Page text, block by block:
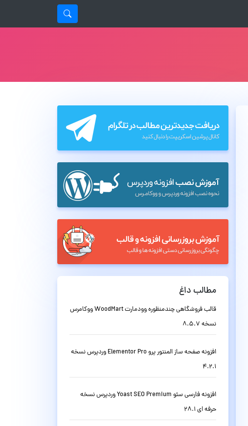
مطالب داغ
قالب فروشگاهی چندمنظوره وودمارت WoodMart ووکامرس
نسخه 8.5.7
افزونه صفحه ساز المنتور پرو Elementor Pro وردپرس نسخه
4.2.1
افزونه فارسی سئو Yoast SEO Premium وردپرس نسخه
حرفه ای 28.1